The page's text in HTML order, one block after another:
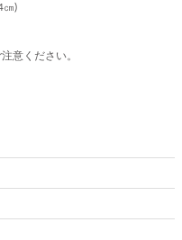
㎝)
意ください。